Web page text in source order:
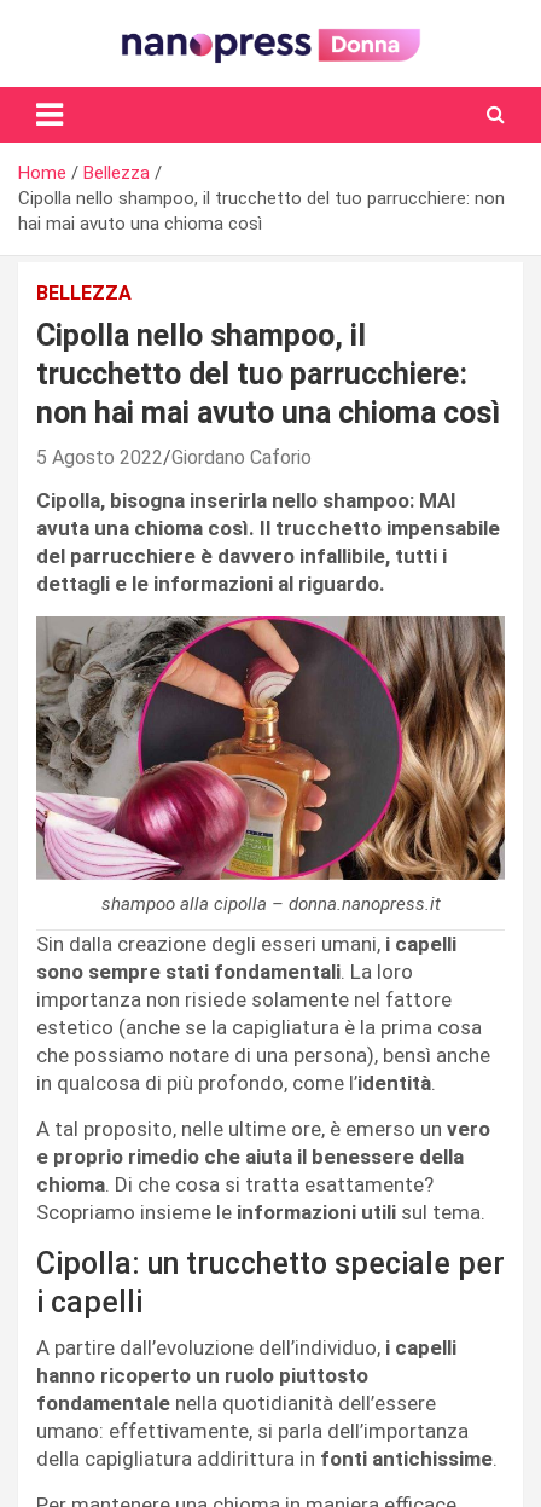
Il magazine femminile di Nanopress.it
Home
Bellezza
Cipolla nello shampoo, il trucchetto del tuo parrucchiere: non
hai mai avuto una chioma così
BELLEZZA
Cipolla nello shampoo, il
trucchetto del tuo parrucchiere:
non hai mai avuto una chioma così
5 Agosto 2022 Giordano Caforio
Cipolla, bisogna inserirla nello shampoo: MAI
avuta una chioma così. Il trucchetto impensabile
del parrucchiere è davvero infallibile, tutti i
dettagli e le informazioni al riguardo.
shampoo alla cipolla – donna.nanopress.it
Sin dalla creazione degli esseri umani, i capelli
sono sempre stati fondamentali. La loro
importanza non risiede solamente nel fattore
estetico (anche se la capigliatura è la prima cosa
che possiamo notare di una persona), bensì anche
in qualcosa di più profondo, come l’identità.
A tal proposito, nelle ultime ore, è emerso un vero
e proprio rimedio che aiuta il benessere della
chioma. Di che cosa si tratta esattamente?
Scopriamo insieme le informazioni utili sul tema.
Cipolla: un trucchetto speciale per
i capelli
A partire dall’evoluzione dell’individuo, i capelli
hanno ricoperto un ruolo piuttosto
fondamentale nella quotidianità dell’essere
umano: effettivamente, si parla dell’importanza
della capigliatura addirittura in fonti antichissime.